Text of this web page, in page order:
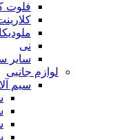
فلوت
ملودیکا
نی
سایر
لوازم جانبی
سیم